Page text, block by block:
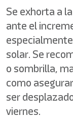
Se exhorta a
ante el
solar. Se
o sombrilla,
como
ser
viernes.